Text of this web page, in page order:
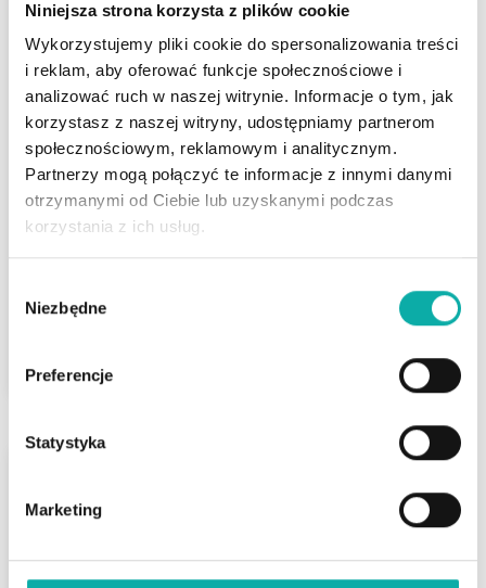
Niniejsza strona korzysta z plików cookie
Wykorzystujemy pliki cookie do spersonalizowania treści
i reklam, aby oferować funkcje społecznościowe i
analizować ruch w naszej witrynie. Informacje o tym, jak
korzystasz z naszej witryny, udostępniamy partnerom
społecznościowym, reklamowym i analitycznym.
Partnerzy mogą połączyć te informacje z innymi danymi
otrzymanymi od Ciebie lub uzyskanymi podczas
korzystania z ich usług.
zgody
Niezbędne
Preferencje
Statystyka
Marketing
Dęblin
ul. Ogrodowa
Dom z potencjałem na pięknej działce w
Dęblinie
Liczba pokoi
Powierzchnia
465 000 PLN